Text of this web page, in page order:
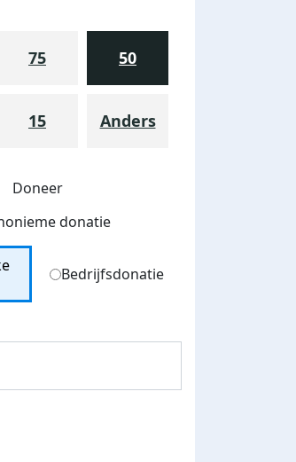
75 50
15 Anders
Doneer
donatie
Bedrijfsdonatie